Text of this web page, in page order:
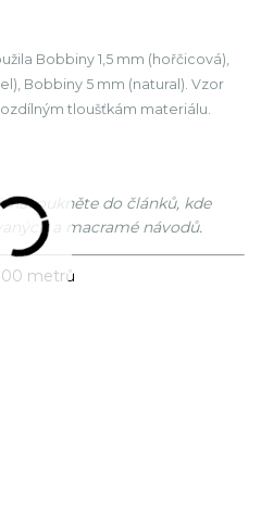
Bobbiny 1,5 mm (hořčicová),
Bobbiny 5 mm (natural). Vzor
tloušťkám materiálu.
nakoukněte do článků, kde
a macramé návodů.
metrů